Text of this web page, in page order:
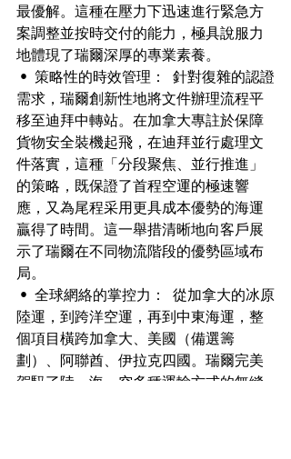
最優解。這種在壓力下迅速進行緊急方
案調整並按時交付的能力，極具說服力
地體現了瑞爾深厚的專業素養。
需求，瑞爾創新性地將文件辦理流程平
移至迪拜中轉站。在加拿大專註於保障
貨物安全裝機起飛，在迪拜並行處理文
件落實，這種「分段聚焦、並行推進」
的策略，既保證了首程空運的極速響
應，又為尾程采用更具成本優勢的海運
贏得了時間。這一舉措清晰地向客戶展
示了瑞爾在不同物流階段的優勢區域布
局。
陸運，到跨洋空運，再到中東海運，整
個項目橫跨加拿大、美國（備選籌
劃）、阿聯酋、伊拉克四國。瑞爾完美
駕馭了陸、海、空多種運輸方式的無縫